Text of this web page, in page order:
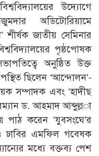
উদ্যোগে
অডিটোরিয়ামে
শীর্ষক জাতীয় সেমিনার
পৃষ্ঠপোষক
অনুষ্ঠিত উক্ত
ছিলেন ‘আন্দোলন’-
সম্পাদক এবং ‘হাদীছ
ড. আহমাদ আব্দুল্ল­া
পাঠ করেন ‘যুবসংঘে’র
ঢাবির এমফিল গবেষক
মধ্যে বক্তব্য পেশ